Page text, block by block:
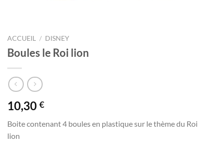
ACCUEIL / DISNEY
Boules le Roi lion
10,30 €
Boite contenant 4 boules en plastique sur le thème du Roi
lion